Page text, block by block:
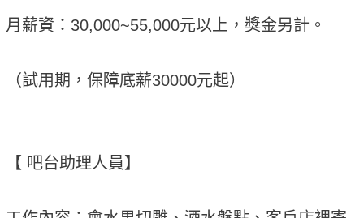
月薪資：30,000~55,000元以上，獎金另計。
（試用期，保障底薪30000元起）
【 吧台助理人員】